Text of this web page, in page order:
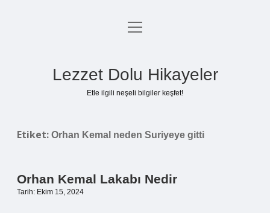
Anasayfa
menüyü
Lezzet Dolu Hikayeler
Etle ilgili neşeli bilgiler keşfet!
Etiket: Orhan Kemal neden Suriyeye gitti
Orhan Kemal Lakabı Nedir
Tarih: Ekim 15, 2024